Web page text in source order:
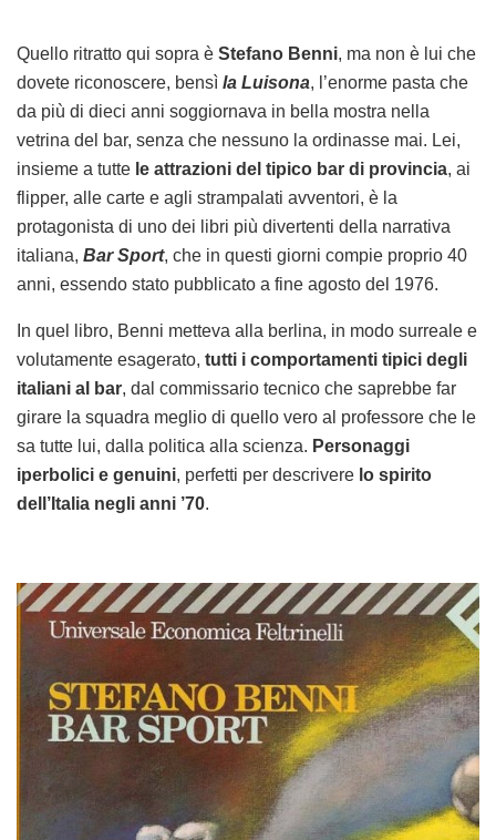
Quello ritratto qui sopra è Stefano Benni, ma non è lui che
dovete riconoscere, bensì la Luisona, l’enorme pasta che
da più di dieci anni soggiornava in bella mostra nella
vetrina del bar, senza che nessuno la ordinasse mai. Lei,
insieme a tutte le attrazioni del tipico bar di provincia, ai
flipper, alle carte e agli strampalati avventori, è la
protagonista di uno dei libri più divertenti della narrativa
italiana, Bar Sport, che in questi giorni compie proprio 40
anni, essendo stato pubblicato a fine agosto del 1976.
In quel libro, Benni metteva alla berlina, in modo surreale e
volutamente esagerato, tutti i comportamenti tipici degli
italiani al bar, dal commissario tecnico che saprebbe far
girare la squadra meglio di quello vero al professore che le
sa tutte lui, dalla politica alla scienza. Personaggi
iperbolici e genuini, perfetti per descrivere lo spirito
dell’Italia negli anni ’70.